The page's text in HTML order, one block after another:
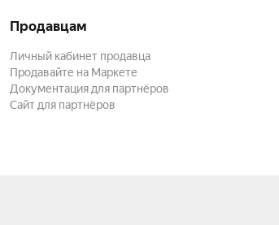
Продавцам
Личный кабинет продавца
Продавайте на Маркете
Документация для партнёров
Сайт для партнёров